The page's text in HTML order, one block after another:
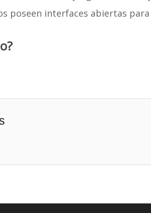
poseen interfaces abiertas